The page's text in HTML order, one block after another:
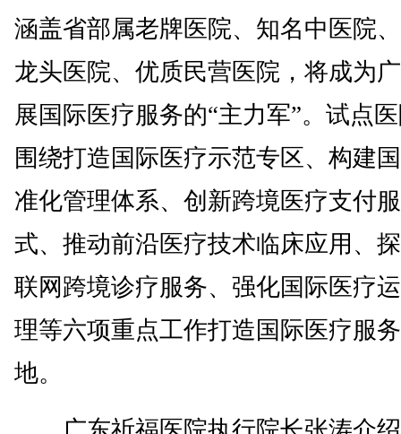
涵盖省部属老牌医院、知名中医院
龙头医院、优质民营医院，将成为
展国际医疗服务的“主力军”。试点
围绕打造国际医疗示范专区、构建
准化管理体系、创新跨境医疗支付
式、推动前沿医疗技术临床应用、
联网跨境诊疗服务、强化国际医疗
理等六项重点工作打造国际医疗服
地。